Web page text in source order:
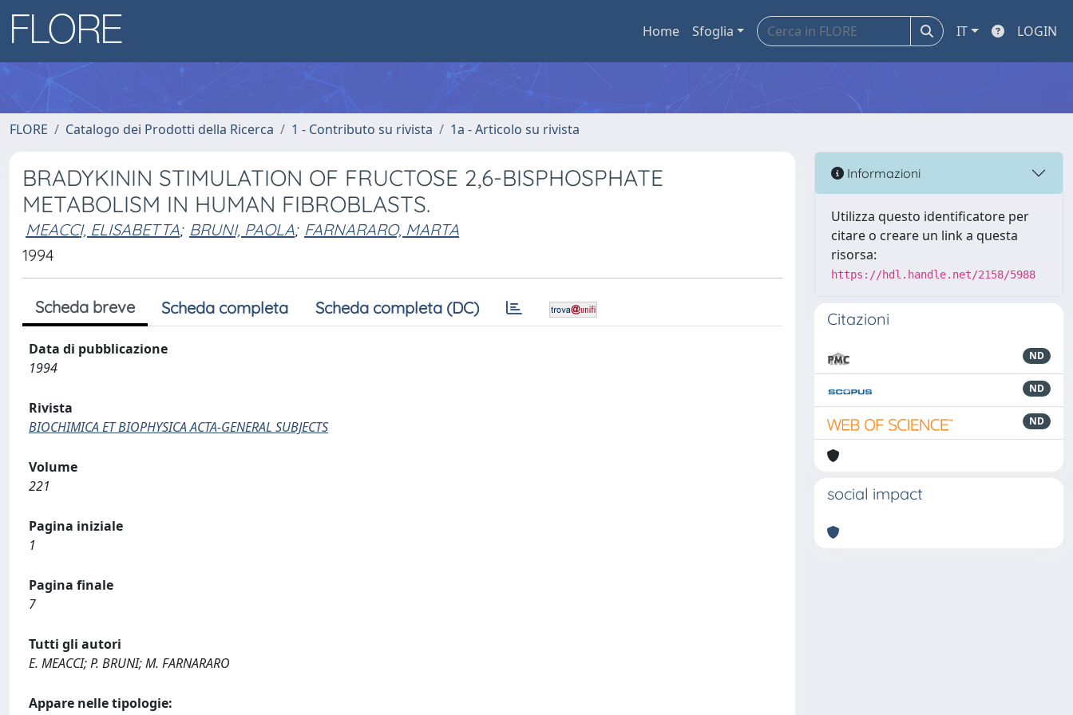
Home Sfoglia IT LOGIN
FLORE Catalogo dei Prodotti della Ricerca 1 - Contributo su rivista 1a - Articolo su rivista
BRADYKININ STIMULATION OF FRUCTOSE 2,6-BISPHOSPHATE
METABOLISM IN HUMAN FIBROBLASTS.
MEACCI, ELISABETTA; BRUNI, PAOLA; FARNARARO, MARTA
1994
Scheda breve Scheda completa Scheda completa (DC)
Data di pubblicazione
1994
Rivista
BIOCHIMICA ET BIOPHYSICA ACTA-GENERAL SUBJECTS
Volume
221
Pagina iniziale
1
Pagina finale
7
Tutti gli autori
E. MEACCI; P. BRUNI; M. FARNARARO
Appare nelle tipologie:
Informazioni
Utilizza questo identificatore per
citare o creare un link a questa
risorsa:
https://hdl.handle.net/2158/5988
Citazioni
ND
ND
ND
social impact